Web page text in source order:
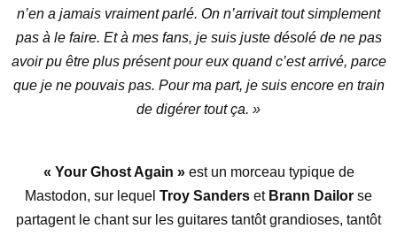
n’en a jamais vraiment parlé. On n’arrivait tout simplement
pas à le faire. Et à mes fans, je suis juste désolé de ne pas
avoir pu être plus présent pour eux quand c’est arrivé, parce
que je ne pouvais pas. Pour ma part, je suis encore en train
de digérer tout ça. »
« Your Ghost Again »est un morceau typique de
Mastodon, sur lequel Troy Sanders etBrann Dailor se
partagent le chant sur les guitares tantôt grandioses, tantôt